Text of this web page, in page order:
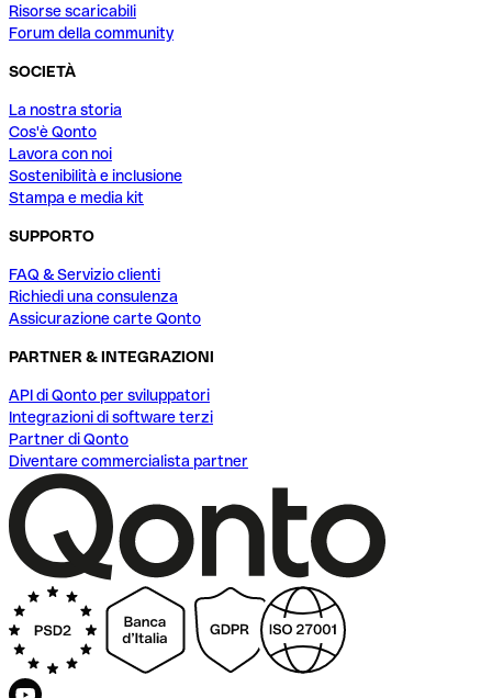
Risorse scaricabili
Forum della community
SOCIETÀ
La nostra storia
Cos'è Qonto
Lavora con noi
Sostenibilità e inclusione
Stampa e media kit
SUPPORTO
FAQ & Servizio clienti
Richiedi una consulenza
Assicurazione carte Qonto
PARTNER & INTEGRAZIONI
API di Qonto per sviluppatori
Integrazioni di software terzi
Partner di Qonto
Diventare commercialista partner